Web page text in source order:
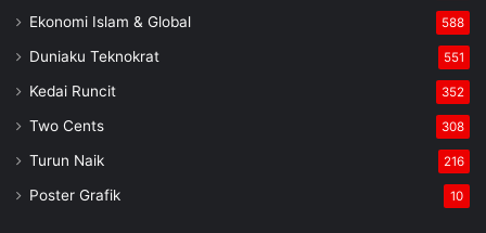
Ekonomi Islam & Global 588
Duniaku Teknokrat 551
Kedai Runcit 352
Two Cents 308
Turun Naik 216
Poster Grafik 10